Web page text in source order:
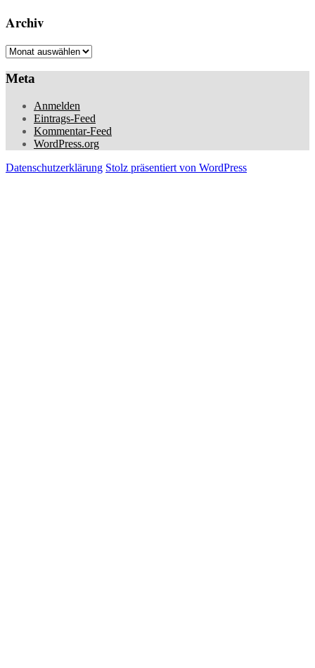
Archiv
Archiv
Meta
Anmelden
Eintrags-Feed
Kommentar-Feed
WordPress.org
Datenschutzerklärung Stolz präsentiert von WordPress